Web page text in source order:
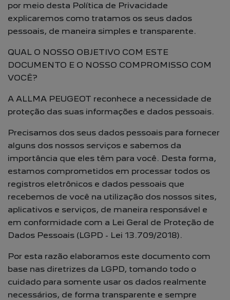
por meio desta Política de Privacidade
explicaremos como tratamos os seus dados
pessoais, de maneira simples e transparente.
QUAL O NOSSO OBJETIVO COM ESTE
DOCUMENTO E O NOSSO COMPROMISSO COM
VOCÊ?
A ALLMA PEUGEOT reconhece a necessidade de
proteção das suas informações e dados pessoais.
Precisamos dos seus dados pessoais para fornecer
alguns dos nossos serviços e sabemos da
importância que eles têm para você. Desta forma,
estamos comprometidos em processar todos os
registros eletrônicos e dados pessoais que
recebemos de você na utilização dos nossos sites,
aplicativos e serviços, de maneira responsável e
em conformidade com a Lei Geral de Proteção de
Dados Pessoais (LGPD - Lei 13.709/2018).
Por esta razão elaboramos este documento com
base nas diretrizes da LGPD, tomando todo o
cuidado para somente usar os dados realmente
necessários, de forma transparente e sempre